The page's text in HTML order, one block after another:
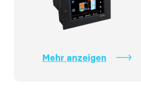
Mehr anzeigen